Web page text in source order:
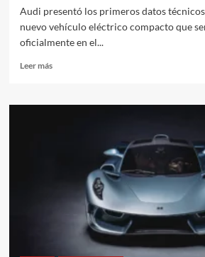
Audi presentó los primeros datos
nuevo vehículo eléctrico compacto que
oficialmente en el...
Leer másLeer
Audi